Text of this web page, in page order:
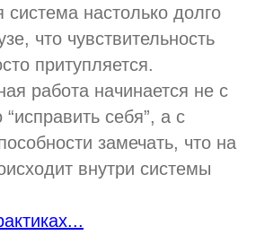
система настолько долго
что чувствительность
притупляется.
работа начинается не с
себя”, а с
замечать, что на
внутри системы